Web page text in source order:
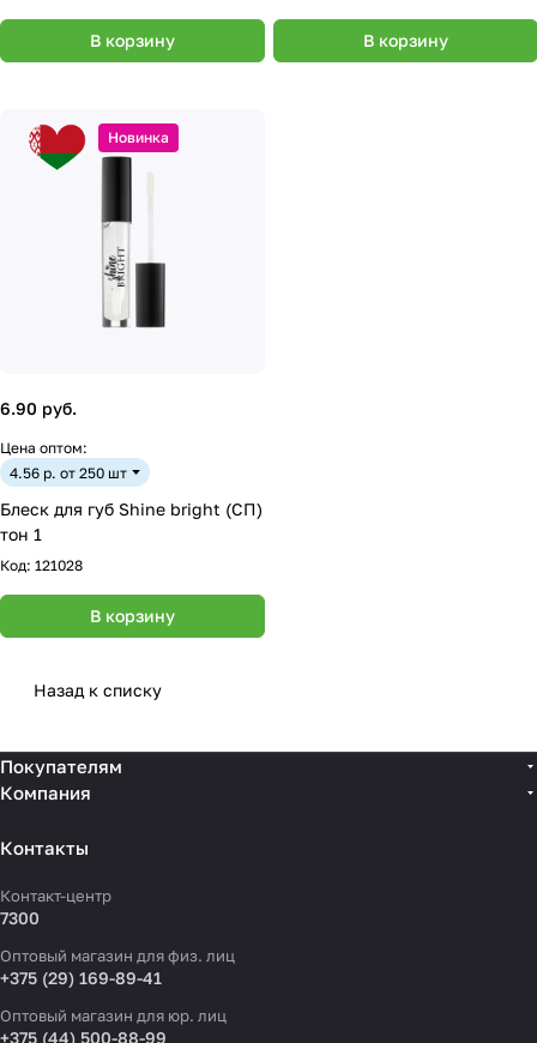
В корзину В корзину
Новинка
6.90 руб.
Цена оптом:
4.56 р. от 250 шт
Блеск для губ Shine bright (СП)
тон 1
Код: 121028
В корзину
Назад к списку
Покупателям
Компания
Контакты
Контакт-центр
7300
Оптовый магазин для физ. лиц
+375 (29) 169-89-41
Оптовый магазин для юр. лиц
+375 (44) 500-88-99